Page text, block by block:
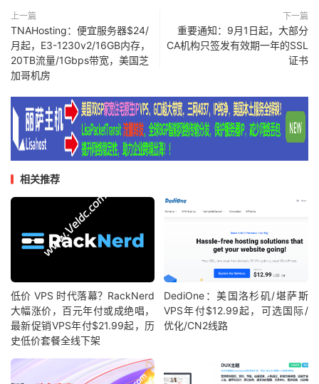
上一篇
TNAHosting：便宜服务器$24/
月起，E3-1230v2/16GB内存，
20TB流量/1Gbps带宽，美国芝
加哥机房
下一篇
重要通知：9月1日起，大部分
CA机构只签发有效期一年的SSL
证书
相关推荐
低价 VPS 时代落幕？RackNerd
大幅涨价，百元年付或成绝唱，
最新促销VPS年付$21.99起，历
史低价套餐全线下架
DediOne：美国洛杉矶/堪萨斯
VPS年付$12.99起，可选国际/
优化/CN2线路